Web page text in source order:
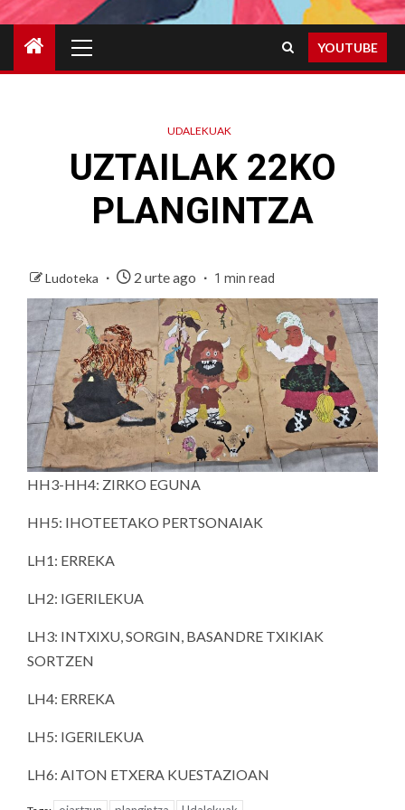
Menu
YOUTUBE
UDALEKUAK
UZTAILAK 22KO
PLANGINTZA
Ludoteka 2 urte ago 1 min read
HH3-HH4: ZIRKO EGUNA
HH5: IHOTEETAKO PERTSONAIAK
LH1: ERREKA
LH2: IGERILEKUA
LH3: INTXIXU, SORGIN, BASANDRE TXIKIAK
SORTZEN
LH4: ERREKA
LH5: IGERILEKUA
LH6: AITON ETXERA KUESTAZIOAN